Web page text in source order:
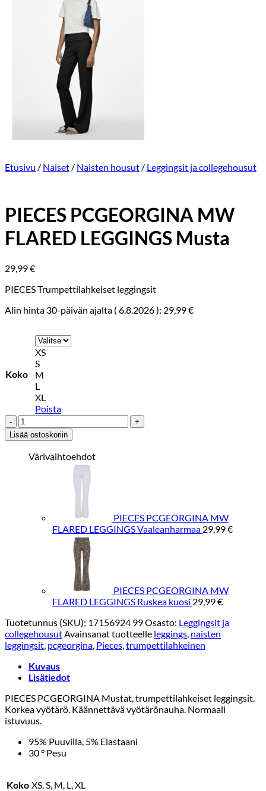
Etusivu / Naiset / Naisten housut / Leggingsit ja collegehousut
PIECES PCGEORGINA MW
FLARED LEGGINGS Musta
29,99€
PIECES Trumpettilahkeiset leggingsit
Alin hinta 30-päivän ajalta ( 6.8.2026): 29,99€
Koko
XS
S
M
L
XL
Poista
PIECES
PCGEORGINA
MW
FLARED
Lisää ostoskoriin
Värivaihtoehdot
PIECES PCGEORGINA MW
FLARED LEGGINGS Vaaleanharmaa 29,99€
PIECES PCGEORGINA MW
FLARED LEGGINGS Ruskea kuosi 29,99€
Tuotetunnus (SKU): 17156924 99Osasto: Leggingsit ja
collegehousutAvainsanat tuotteelle leggings, naisten
leggingsit, pcgeorgina, Pieces,trumpettilahkeinen
Kuvaus
Lisätiedot
PIECES PCGEORGINA Mustat, trumpettilahkeiset leggingsit.
Korkea vyötärö. Käännettävä vyötärönauha. Normaali
istuvuus.
95% Puuvilla, 5% Elastaani
30 ° Pesu
Koko XS, S, M, L, XL